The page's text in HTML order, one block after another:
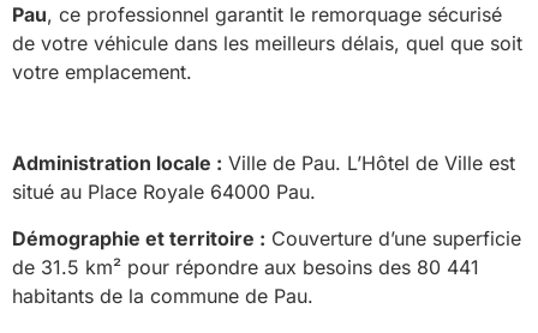
Pau, ce professionnel garantit le remorquage sécurisé
de votre véhicule dans les meilleurs délais, quel que soit
votre emplacement.
Administration locale : Ville de Pau. L’Hôtel de Ville est
situé au Place Royale 64000 Pau.
Démographie et territoire : Couverture d’une superficie
de 31.5 km² pour répondre aux besoins des 80 441
habitants de la commune de Pau.